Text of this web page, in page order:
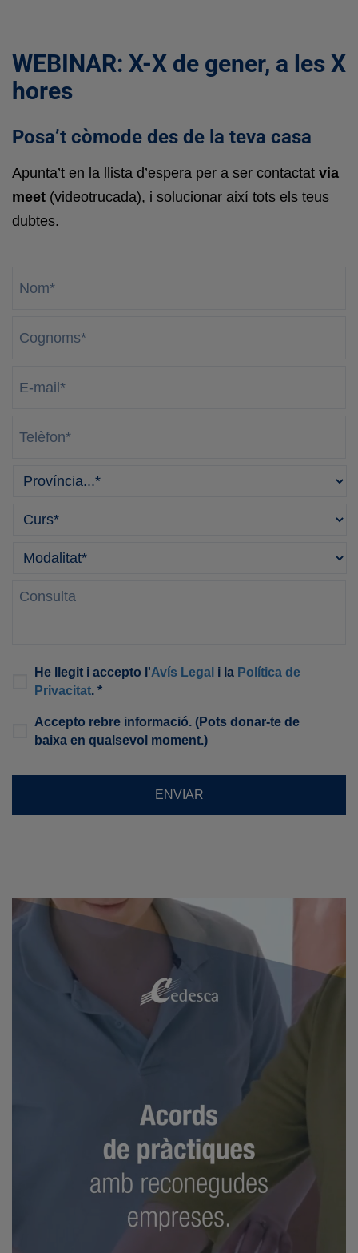
WEBINAR: X-X de gener, a les X
hores
Posa’t còmode des de la teva casa
Apunta’t en la llista d’espera per a ser contactat via
meet (videotrucada), i solucionar així tots els teus
dubtes.
mail *
Província
Curso
Modalitat *
Consulta
Legal *
He llegit i accepto l'Avís Legal i la Política de
Privacitat. *
Newsletter
Accepto rebre informació. (Pots donar-te de
baixa en qualsevol moment.)